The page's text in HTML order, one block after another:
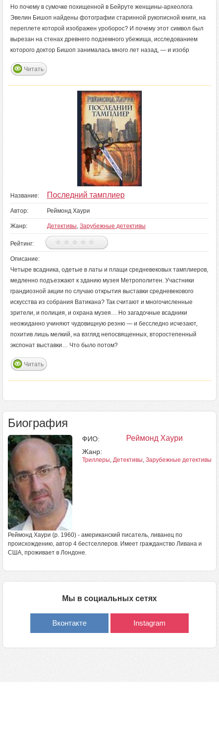
Но почему в сумочке похищенной в Бейруте женщины-археолога
Эвелин Бишоп найдены фотографии старинной рукописной книги, на
переплете которой изображен уроборос? И почему этот символ был
вырезан на стенах древнего подземного убежища, исследованием
которого доктор Бишоп занималась много лет назад, — и изобр
Читать
Название: Последний тамплиер
Автор: Реймонд Хаури
Жанр: Детективы, Зарубежные детективы
Рейтинг:
Описание:
Четыре всадника, одетые в латы и плащи средневековых тамплиеров,
медленно подъезжают к зданию музея Метрополитен. Участники
грандиозной акции по случаю открытия выставки средневекового
искусства из собрания Ватикана? Так считают и многочисленные
зрители, и полиция, и охрана музея… Но загадочные всадники
неожиданно учиняют чудовищную резню — и бесследно исчезают,
похитив лишь мелкий, на взгляд непосвященных, второстепенный
экспонат выставки… Что было потом?
Читать
Биография
ФИО: Реймонд Хаури
Жанр:
Триллеры, Детективы, Зарубежные детективы
Реймонд Хаури (р. 1960) - американский писатель, ливанец по
происхождению, автор 4 бестселлеров. Имеет гражданство Ливана и
США, проживает в Лондоне.
Мы в социальных сетях
Вконтакте Instagram